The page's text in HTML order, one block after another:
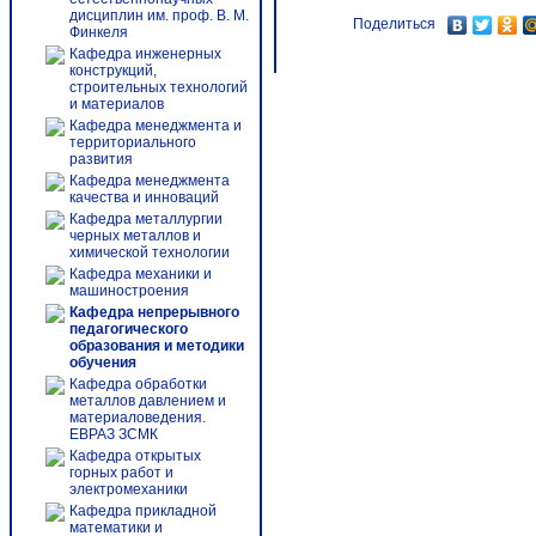
дисциплин им. проф. В. М.
Финкеля
Кафедра инженерных
конструкций,
строительных технологий
и материалов
Кафедра менеджмента и
территориального
развития
Кафедра менеджмента
качества и инноваций
Кафедра металлургии
черных металлов и
химической технологии
Кафедра механики и
машиностроения
Кафедра непрерывного
педагогического
образования и методики
обучения
Кафедра обработки
металлов давлением и
материаловедения.
ЕВРАЗ ЗСМК
Кафедра открытых
горных работ и
электромеханики
Кафедра прикладной
математики и
Поделиться